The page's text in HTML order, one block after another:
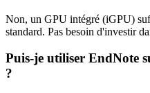
Non, un GPU intégré (iGPU)
standard. Pas besoin d'investir
Puis-je utiliser EndNote
?